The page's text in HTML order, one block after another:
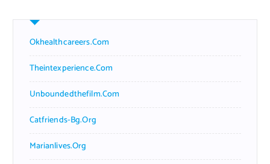
Okhealthcareers.com
Theintexperience.com
Unboundedthefilm.com
Catfriends-Bg.org
Marianlives.org